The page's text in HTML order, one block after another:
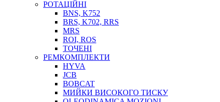
ОЛИВА-ПАЛИВО
ПОВІТРЯ-ВОДА
ДЛЯ ЗВАРЮВАННЯ
НАПІРНО-ВСМОКТУЮЧІ
РОТАЦІЙНІ
BNS, K752
BRS, K702, RRS
MRS
ROI, ROS
ТОЧЕНІ
РЕМКОМПЛЕКТИ
HYVA
JCB
BOBCAT
МИЙКИ ВИСОКОГО ТИСКУ